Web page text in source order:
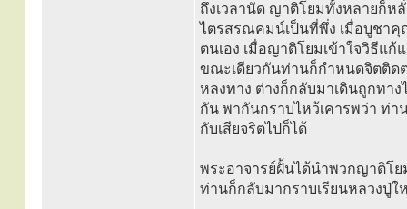
ถึงเวลานัด ญาติโยมทั้งหลายก็ห
ไตรสรณคมน์เป็นที่พึ่ง เมื่อบูชาคุ
ตนเอง เมื่อญาติโยมเข้าใจวิธีแ
ขณะเดียวกันท่านก็กำหนดจิตติด
หลงทาง ต่างก็กลับมาเดินถูกทา
กัน พากันกราบไหว้เคารพว่า ท่า
กับเสียจริตไปก็ได้
พระอาจารย์ฝั้นได้นำพวกญาติโ
ท่านก็กลับมากราบเรียนหลวงปู่